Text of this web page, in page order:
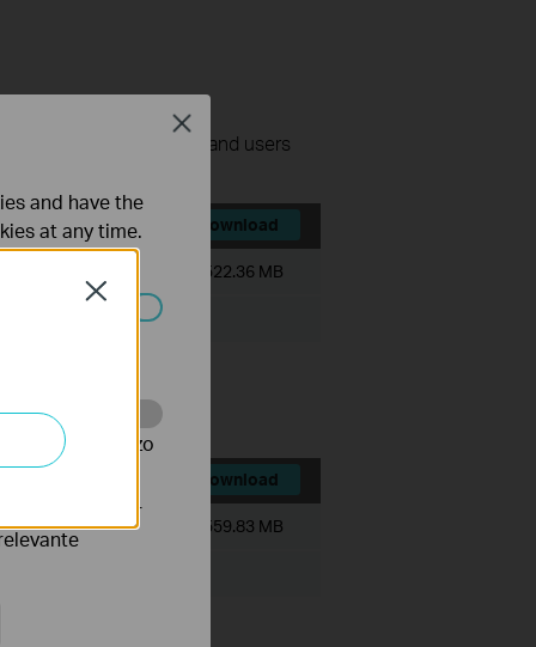
surveillance devices and users
Download
522.36 MB
Download
Bestandsgrootte: 559.83 MB
Close
and have the
at any time.
te volgen en zo
waar
Close